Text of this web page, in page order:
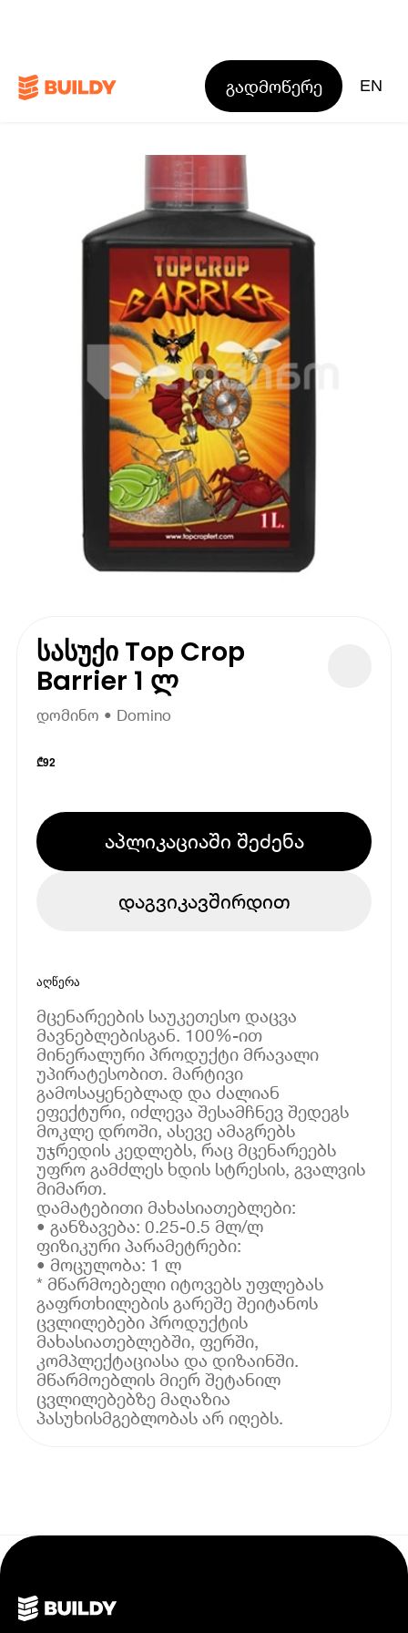
გადმოწერე EN
სასუქი Top Crop
Barrier 1 ლ
დომინო • Domino
₾92
აპლიკაციაში შეძენა
დაგვიკავშირდით
აღწერა
მცენარეების საუკეთესო დაცვა
მავნებლებისგან. 100%-ით
მინერალური პროდუქტი მრავალი
უპირატესობით. მარტივი
გამოსაყენებლად და ძალიან
ეფექტური, იძლევა შესამჩნევ შედეგს
მოკლე დროში, ასევე ამაგრებს
უჯრედის კედლებს, რაც მცენარეებს
უფრო გამძლეს ხდის სტრესის, გვალვის
მიმართ.
დამატებითი მახასიათებლები:
• განზავება: 0.25-0.5 მლ/ლ
ფიზიკური პარამეტრები:
• მოცულობა: 1 ლ
* მწარმოებელი იტოვებს უფლებას
გაფრთხილების გარეშე შეიტანოს
ცვლილებები პროდუქტის
მახასიათებლებში, ფერში,
კომპლექტაციასა და დიზაინში.
მწარმოებლის მიერ შეტანილ
ცვლილებებზე მაღაზია
პასუხისმგებლობას არ იღებს.